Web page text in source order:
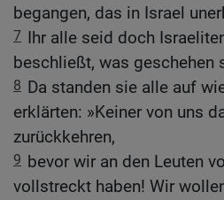
begangen, das in Israel
7 Ihr alle seid doch
beschließt, was geschehen
8 Da standen sie alle auf
erklärten: »Keiner von uns
zurückkehren,
9 bevor wir an den Leuten
vollstreckt haben! Wir